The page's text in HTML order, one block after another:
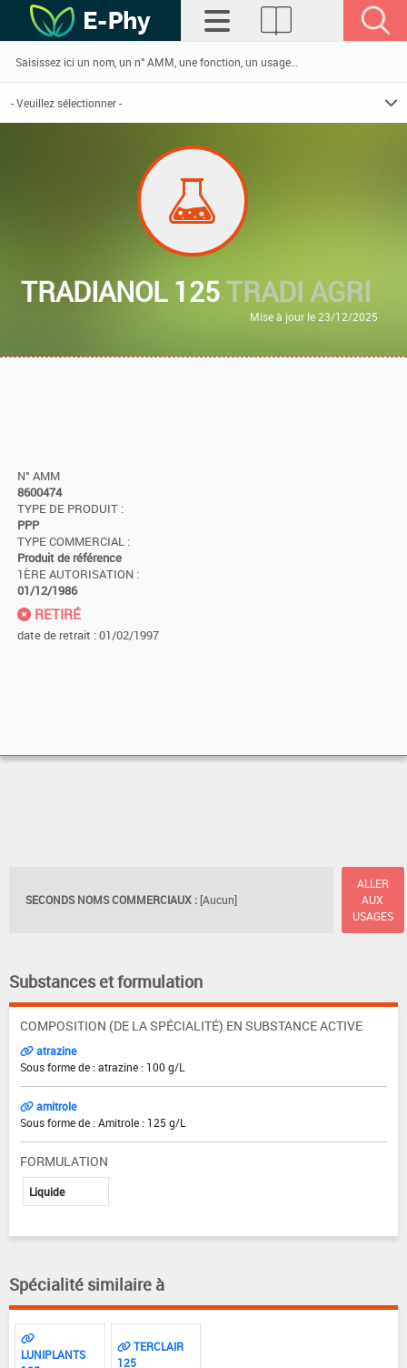
TRADIANOL 125TRADI AGRI
Mise à jour le 23/12/2025
N° AMM
8600474
TYPE DE PRODUIT :
PPP
TYPE COMMERCIAL :
Produit de référence
1ÈRE AUTORISATION :
01/12/1986
RETIRÉ
date de retrait : 01/02/1997
SECONDS NOMS COMMERCIAUX : [Aucun]
ALLER
AUX
USAGES
Substances et formulation
COMPOSITION (DE LA SPÉCIALITÉ) EN SUBSTANCE ACTIVE
atrazine
Sous forme de : atrazine : 100 g/L
amitrole
Sous forme de : Amitrole : 125 g/L
FORMULATION
Liquide
Spécialité similaire à
LUNIPLANTS
TERCLAIR
125